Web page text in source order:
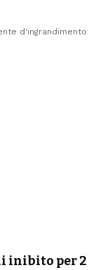
d'ingrandimento
inibito per 2